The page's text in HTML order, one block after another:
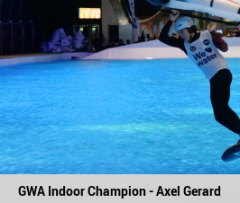
GWA Indoor Champion - Axel Gerard